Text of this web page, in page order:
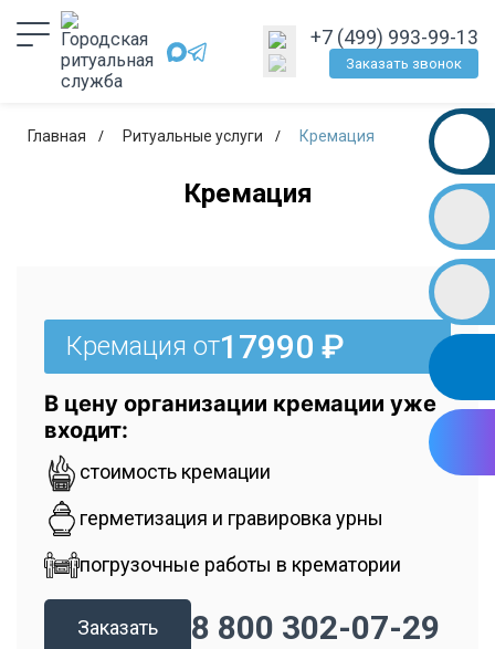
+7 (499) 993-99-13
Заказать звонок
Главная Ритуальные услуги Кремация
Кремация
Кремация от17990 ₽
В цену организации кремации уже
входит:
стоимость кремации
герметизация и гравировка урны
погрузочные работы в крематории
Заказать 8 800 302-07-29